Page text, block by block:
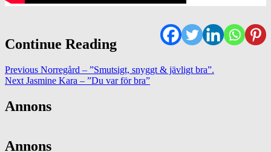
Continue Reading
Previous Norregård – ”Smutsigt, snyggt & jävligt bra”.
Next Jasmine Kara – ”Du var för bra”
Annons
Annons